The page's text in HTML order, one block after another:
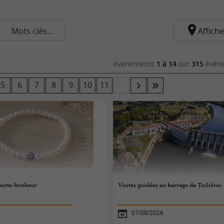
Mots clés...
évènements 1 à 14 sur 315
5 6 7 8 9 10 11
bonheur Visites guidées au barrage de Tuilières
07/08/2026